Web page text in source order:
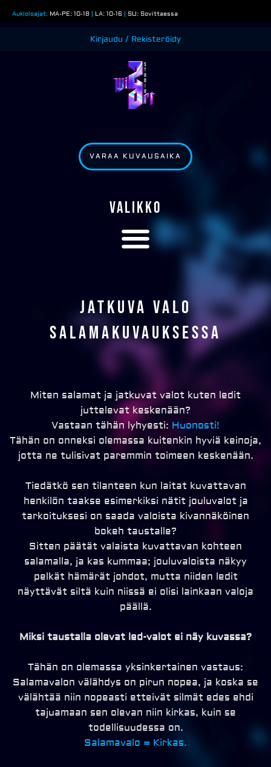
sisältöön
Aukioloajat: MA-PE: 10-18 | LA: 10-16 | SU: Sovittaessa
Kirjaudu / Rekisteröidy
VARAA KUVAUSAIKA
VALIKKO
Jatkuva valo
salamakuvauksessa
Miten salamat ja jatkuvat valot kuten ledit
juttelevat keskenään?
Vastaan tähän lyhyesti: Huonosti!
Tähän on onneksi olemassa kuitenkin hyviä keinoja,
jotta ne tulisivat paremmin toimeen keskenään.
Tiedätkö sen tilanteen kun laitat kuvattavan
henkilön taakse esimerkiksi nätit jouluvalot ja
tarkoituksesi on saada valoista kivannäköinen
bokeh taustalle?
Sitten päätät valaista kuvattavan kohteen
salamalla, ja kas kummaa; jouluvaloista näkyy
pelkät hämärät johdot, mutta niiden ledit
näyttävät siltä kuin niissä ei olisi lainkaan valoja
päällä.
Miksi taustalla olevat led-valot ei näy kuvassa?
Tähän on olemassa yksinkertainen vastaus:
Salamavalon välähdys on pirun nopea, ja koska se
välähtää niin nopeasti etteivät silmät edes ehdi
tajuamaan sen olevan niin kirkas, kuin se
todellisuudessa on.
Salamavalo = Kirkas.